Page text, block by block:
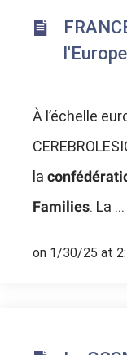
l'Europe
À l’échelle
la
Families. La ...
on 1/30/25 at